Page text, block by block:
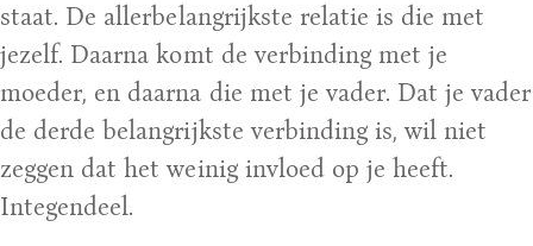
staat. De allerbelangrijkste relatie is die met
jezelf. Daarna komt de verbinding met je
moeder, en daarna die met je vader. Dat je vader
de derde belangrijkste verbinding is, wil niet
zeggen dat het weinig invloed op je heeft.
Integendeel.